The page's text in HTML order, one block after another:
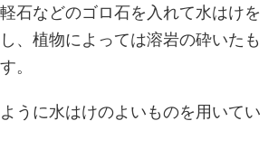
石などのゴロ石を入れて水はけを
、植物によっては溶岩の砕いたも
。
うに水はけのよいものを用いてい